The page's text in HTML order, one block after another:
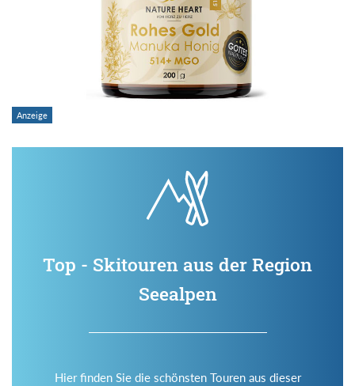
Top - Skitouren aus der Region
Seealpen
Hier finden Sie die schönsten Touren aus dieser